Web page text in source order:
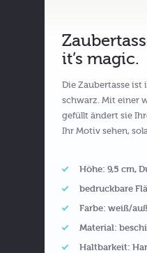
it’s magic.
Die Zaubertasse ist
schwarz. Mit einer
gefüllt ändert sie
Ihr Motiv sehen,
Höhe: 9,5 cm,
bedruckbare
Farbe: weiß/
Material:
Haltbarkeit: